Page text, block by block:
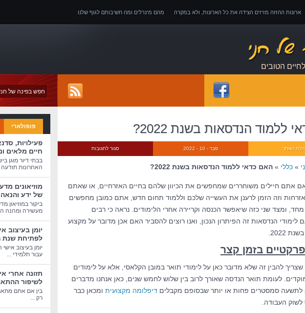
ארונות ההזזה מזיזים הצידה את כל הארונות, ולא במקרה מהם מינרלים ומה חשיבותם לגוף שלנו
– כיצד לממש זכויות במקרה של אובדן כושר עבודה
הטובים
ללמוד הנדסאות בשנת 2022?
סגור לתגובות פבר - 10 - 2022 האתר
» כללי » האם כדאי ללמוד הנדסאות בשנת 2022?
אתם חיילים משוחררים שמחפשים את הכיוון שלהם בחיים האזרחיים, או שאתם
וזה הזמן לרענן את העשייה שלכם וללמוד תחום חדש, אתם כמובן מחפשים
מחד, ומצד שני כזה שיאפשר הכנסה וקריירה אחרי הלימודים. נראה כי רבים
הנדסאות זה הפיתרון הנכון, ואנו רוצים להסביר האם אכן מדובר על מקצוע
2022.
בזמן קצר
שצריך להבין זה שלא מדובר כאן על לימודי תואר במובן הקלאסי, אלא על לימודים
לעומת תואר הנדסה שאורך לרוב בין שלוש לחמש שנים, כאן אנחנו מדברים
לתשעה סמסטרים פחות או יותר שבסופם מקבלים דיפלומה מקצועית ומכאן כבר
העבודה.
פופולארי
פעילויות,
חיים מלאים
בבתי דיור מוגן
האחרונות
מוזיאונים
של ידע והנאה
ביקור במוזיאון
מעשירה ומהנה
יומן בעיצוב
לפתיחת שנת
יומן בעיצוב אישי
עבור תלמידי ...
תזונה אחרי
לשיפור
בין אם אתם
רק ...